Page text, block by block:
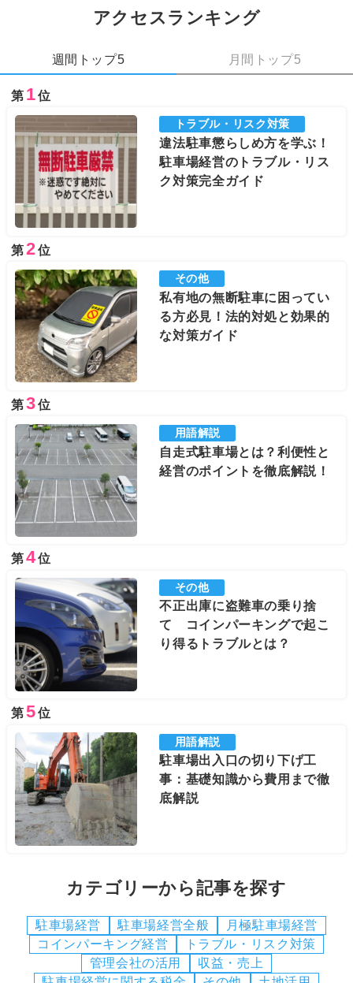
アクセスランキング
週間トップ5
第 1位
トラブル・リスク対策
違法駐車懲らしめ方を学ぶ！
駐車場経営のトラブル・リス
ク対策完全ガイド
第2位
その他
私有地の無断駐車に困ってい
る方必見！法的対処と効果的
な対策ガイド
第3位
用語解説
自走式駐車場とは？利便性と
経営のポイントを徹底解説！
第4位
その他
不正出庫に盗難車の乗り捨
て コインパーキングで起こ
り得るトラブルとは？
第5位
用語解説
駐車場出入口の切り下げ工
事：基礎知識から費用まで徹
底解説
月間トップ5
カテゴリーから記事を探す
駐車場経営 駐車場経営全般
月極駐車場経営
コインパーキング経営
トラブル・リスク対策
管理会社の活用
収益・売上